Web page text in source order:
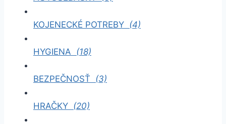
KOJENECKÉ POTREBY (4)
HYGIENA (18)
BEZPEČNOSŤ (3)
HRAČKY (20)